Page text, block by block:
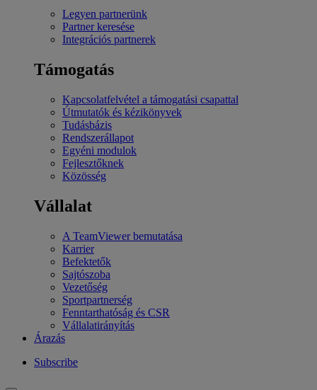
Legyen partnerünk
Partner keresése
Integrációs partnerek
Támogatás
Kapcsolatfelvétel a támogatási csapattal
Útmutatók és kézikönyvek
Tudásbázis
Rendszerállapot
Egyéni modulok
Fejlesztőknek
Közösség
Vállalat
A TeamViewer bemutatása
Karrier
Befektetők
Sajtószoba
Vezetőség
Sportpartnerség
Fenntarthatóság és CSR
Vállalatirányítás
Árazás
Subscribe